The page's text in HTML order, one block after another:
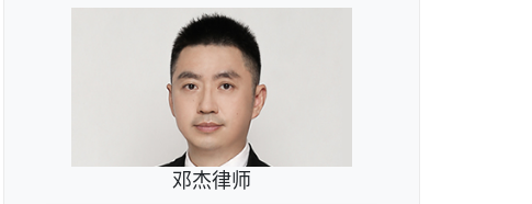
邓杰律师